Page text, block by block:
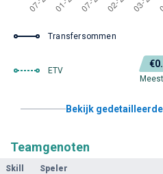
Transfersommen
ETV
Bekijk
Teamgenoten
Skill Speler